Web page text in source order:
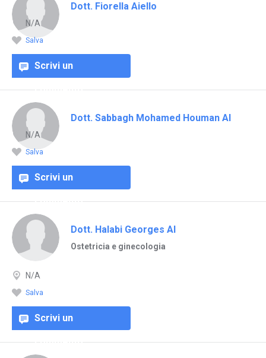
Dott. Fiorella Aiello
N/A
Salva
Scrivi un
commento
Dott. Sabbagh Mohamed Houman Al
N/A
Salva
Scrivi un
commento
Dott. Halabi Georges Al
Ostetricia e ginecologia
N/A
Salva
Scrivi un
commento